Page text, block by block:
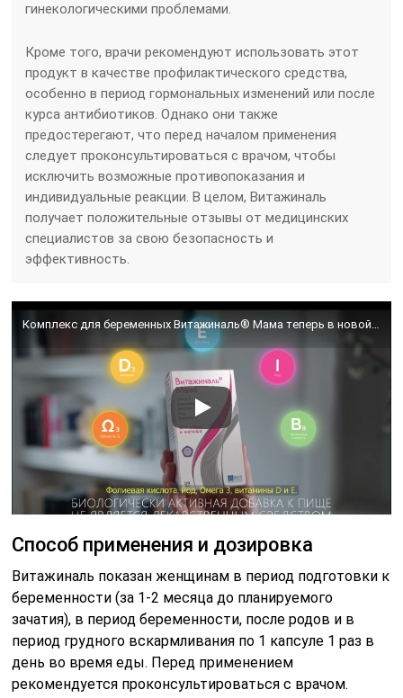
гинекологическими проблемами.
Кроме того, врачи рекомендуют использовать этот
продукт в качестве профилактического средства,
особенно в период гормональных изменений или после
курса антибиотиков. Однако они также
предостерегают, что перед началом применения
следует проконсультироваться с врачом, чтобы
исключить возможные противопоказания и
индивидуальные реакции. В целом, Витажиналь
получает положительные отзывы от медицинских
специалистов за свою безопасность и
эффективность.
Комплекс для беременных Витажиналь® Мама теперь в новой упаковке!
Способ применения и дозировка
Витажиналь показан женщинам в период подготовки к
беременности (за 1-2 месяца до планируемого
зачатия), в период беременности, после родов и в
период грудного вскармливания по 1 капсуле 1 раз в
день во время еды. Перед применением
рекомендуется проконсультироваться с врачом.